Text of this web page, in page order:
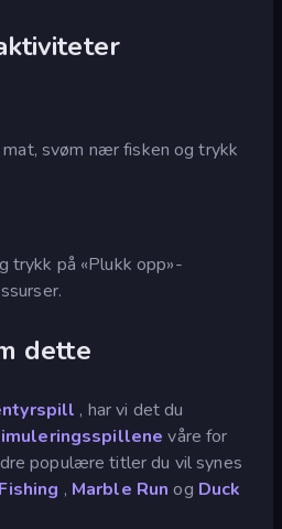
svøm nær fisken og trykk
trykk på «Plukk opp»-
dette
, har vi det du
våre for
populære titler du vil synes
, Marble Run og Duck